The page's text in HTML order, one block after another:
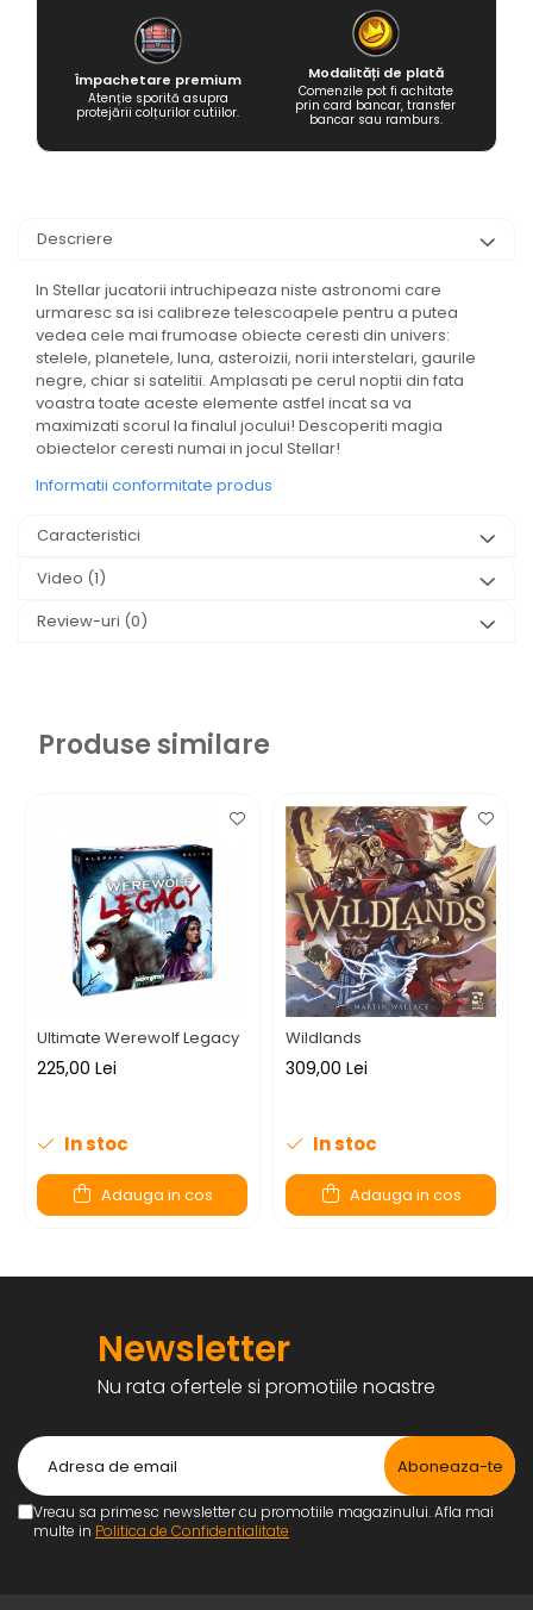
Împachetare premium
Atenție sporită asupra
protejării colțurilor cutiilor.
Modalități de plată
Comenzile pot fi achitate
prin card bancar, transfer
bancar sau ramburs.
Descriere
In Stellar jucatorii intruchipeaza niste astronomi care
urmaresc sa isi calibreze telescoapele pentru a putea
vedea cele mai frumoase obiecte ceresti din univers:
stelele, planetele, luna, asteroizii, norii interstelari, gaurile
negre, chiar si satelitii. Amplasati pe cerul noptii din fata
voastra toate aceste elemente astfel incat sa va
maximizati scorul la finalul jocului! Descoperiti magia
obiectelor ceresti numai in jocul Stellar!
Informatii conformitate produs
Caracteristici
Video (1)
Review-uri (0)
Produse similare
Ultimate Werewolf Legacy
225,00 Lei
In stoc
Adauga in cos
Wildlands
309,00 Lei
In stoc
Adauga in cos
Newsletter
Nu rata ofertele si promotiile noastre
Vreau sa primesc newsletter cu promotiile magazinului. Afla mai
multe in Politica de Confidentialitate